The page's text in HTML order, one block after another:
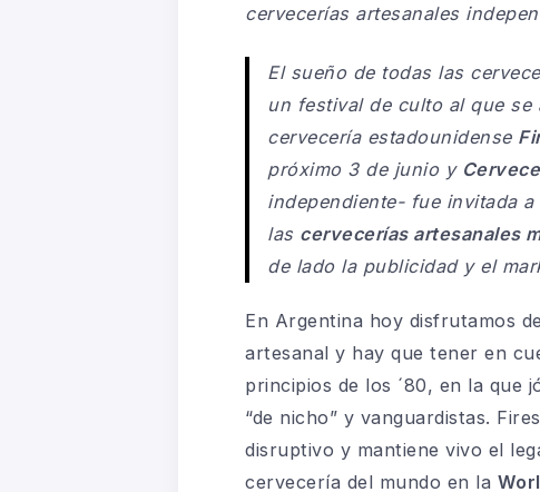
cervecerías artesanales
El sueño de todas las
un festival de culto al que
cervecería estadounidense
próximo 3 de junio y
independiente- fue invitada
las cervecerías artesanales
de lado la publicidad y el
En Argentina hoy disfrutamos
artesanal y hay que tener en
principios de los ´80, en la que
“de nicho” y vanguardistas.
disruptivo y mantiene vivo el
cervecería del mundo en la